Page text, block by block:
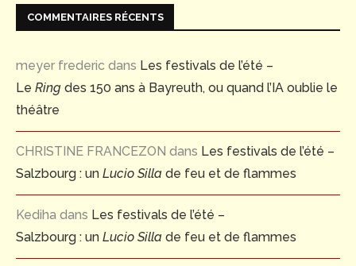
COMMENTAIRES RÉCENTS
meyer frederic dans Les festivals de l’été –
Le Ring des 150 ans à Bayreuth, ou quand l’IA oublie le
théâtre
CHRISTINE FRANCEZON dans Les festivals de l’été –
Salzbourg : un Lucio Silla de feu et de flammes
Kediha dans Les festivals de l’été –
Salzbourg : un Lucio Silla de feu et de flammes